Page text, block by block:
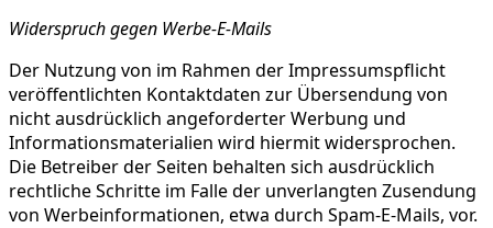
Widerspruch gegen Werbe-E-Mails
Der Nutzung von im Rahmen der Impressumspflicht
veröffentlichten Kontaktdaten zur Übersendung von
nicht ausdrücklich angeforderter Werbung und
Informationsmaterialien wird hiermit widersprochen.
Die Betreiber der Seiten behalten sich ausdrücklich
rechtliche Schritte im Falle der unverlangten Zusendung
von Werbeinformationen, etwa durch Spam-E-Mails, vor.